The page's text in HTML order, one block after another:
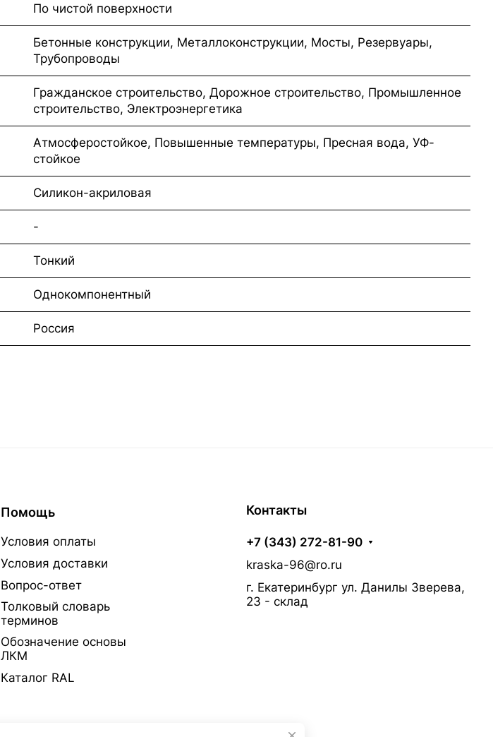
По чистой поверхности
Бетонные конструкции, Металлоконструкции, Мосты, Резервуары,
Трубопроводы
Гражданское строительство, Дорожное строительство, Промышленное
строительство, Электроэнергетика
Атмосферостойкое, Повышенные температуры, Пресная вода, УФ-
стойкое
Силикон-акриловая
-
Тонкий
Однокомпонентный
Россия
Помощь
Условия оплаты
Условия доставки
Вопрос-ответ
Толковый словарь
терминов
Обозначение основы
ЛКМ
Каталог RAL
Контакты
+7 (343) 272-81-90
kraska-96@ro.ru
г. Екатеринбург ул. Данилы Зверева,
23 - склад